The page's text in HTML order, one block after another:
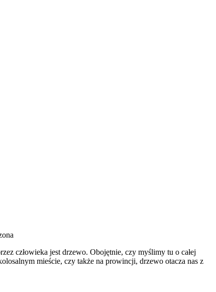
człowieka jest drzewo. Obojętnie, czy myślimy tu o całej
mieście, czy także na prowincji, drzewo otacza nas z